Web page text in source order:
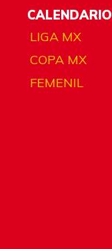
CALENDARIO
LIGA MX
COPA MX
FEMENIL